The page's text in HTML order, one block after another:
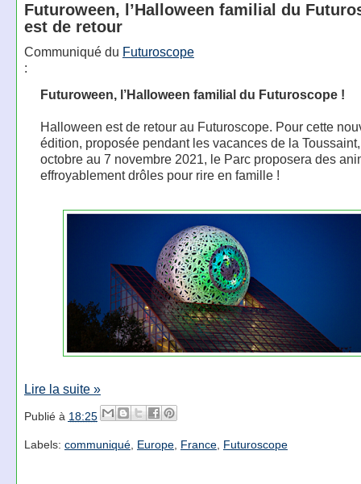
Futuroween, l’Halloween familial du
est de retour
Communiqué du Futuroscope
:
Futuroween, l’Halloween familial du Futuroscope !
Halloween est de retour au Futuroscope. Pour cette
édition, proposée pendant les vacances de la
octobre au 7 novembre 2021, le Parc proposera des
effroyablement drôles pour rire en famille !
Lire la suite »
Publié à 18:25
Labels: communiqué, Europe, France, Futuroscope